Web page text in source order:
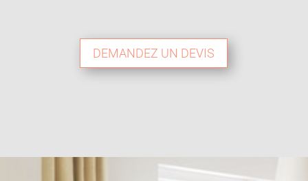
DEMANDEZ UN DEVIS